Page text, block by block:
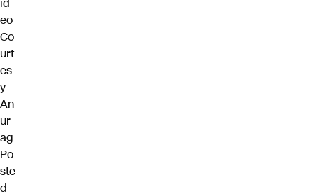
id
eo
Co
urt
es
y –
An
ur
ag
Po
ste
d